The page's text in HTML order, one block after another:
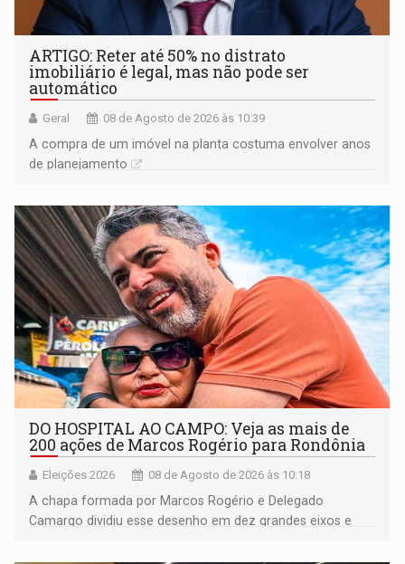
ARTIGO: Reter até 50% no distrato
imobiliário é legal, mas não pode ser
automático
Geral 08 de Agosto de 2026 às 10:39
A compra de um imóvel na planta costuma envolver anos
de planejamento
DO HOSPITAL AO CAMPO: Veja as mais de
200 ações de Marcos Rogério para Rondônia
Eleições 2026 08 de Agosto de 2026 às 10:18
A chapa formada por Marcos Rogério e Delegado
Camargo dividiu esse desenho em dez grandes eixos e